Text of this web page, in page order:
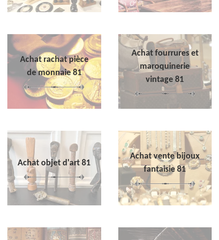
Achat rachat pièce
de monnaie 81
Achat fourrures et
maroquinerie
vintage 81
Achat objet d'art 81
Achat vente bijoux
fantaisie 81